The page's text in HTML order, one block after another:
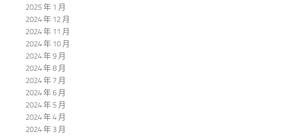
2025 年 1 月
2024 年 12 月
2024 年 11 月
2024 年 10 月
2024 年 9 月
2024 年 8 月
2024 年 7 月
2024 年 6 月
2024 年 5 月
2024 年 4 月
2024 年 3 月